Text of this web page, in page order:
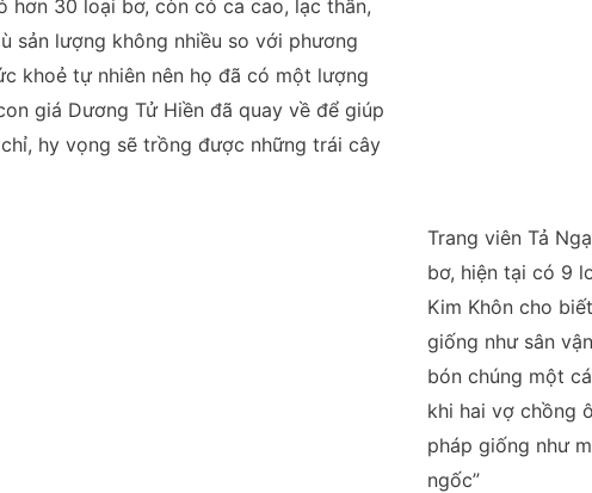
hơn 30 loại bơ, còn có ca cao, lạc thần,
sản lượng không nhiều so với phương
khoẻ tự nhiên nên họ đã có một lượng
giá Dương Tử Hiền đã quay về để giúp
hy vọng sẽ trồng được những trái cây
Trang viên Tả
bơ, hiện tại có 9
Kim Khôn cho
giống như sân
bón chúng một
khi hai vợ chồng
pháp giống như
ngốc”